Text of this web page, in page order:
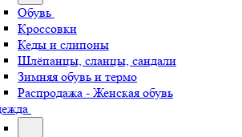
Обувь
Кроссовки
Кеды и слипоны
Шлёпанцы, сланцы, сандали
Зимняя обувь и термо
Распродажа - Женская обувь